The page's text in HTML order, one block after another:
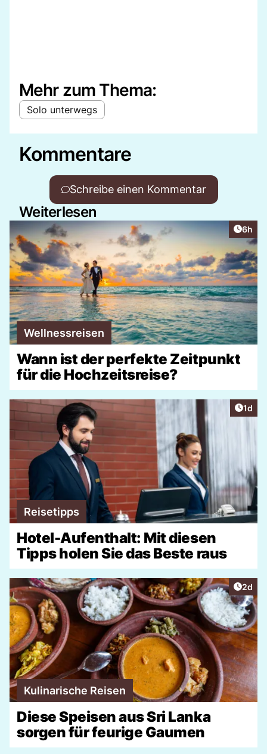
Mehr zum Thema:
Solo unterwegs
Kommentare
Schreibe einen Kommentar
Weiterlesen
6h
Wellnessreisen
Wann ist der perfekte Zeitpunkt
für die Hochzeitsreise?
1d
Reisetipps
Hotel-Aufenthalt: Mit diesen
Tipps holen Sie das Beste raus
2d
Kulinarische Reisen
Diese Speisen aus Sri Lanka
sorgen für feurige Gaumen